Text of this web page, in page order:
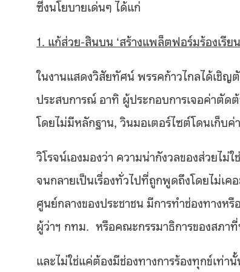
ซึ่งนโยบายเด่นๆ ได้แก่
​1. แก้ส่วย-สินบน ‘สร้างแพล็ตฟอร์มร้องเรีย
ในงานแสดงวิสัยทัศน์ พรรคก้าวไกลได้เชิญ
ประสบการณ์ อาทิ ผู้ประกอบการเจอค่าตัด
โดยไม่มีหลักฐาน, วินมอเตอร์ไซต์โดนเก็บค่
วิโรจน์เองมองว่า ความน่ากังวลของส่วยไ
จนกลายเป็นเรื่องทั่วไปที่ถูกพูดถึงโดยไม่เ
ศูนย์กลางของประชาชน มีการทำช่องทางห
ผู้ว่าฯ กทม. หรือคณะกรรมาธิการของสภา
และไม่ใช่แค่ต้องมีช่องทางการร้องทุกข์เท่